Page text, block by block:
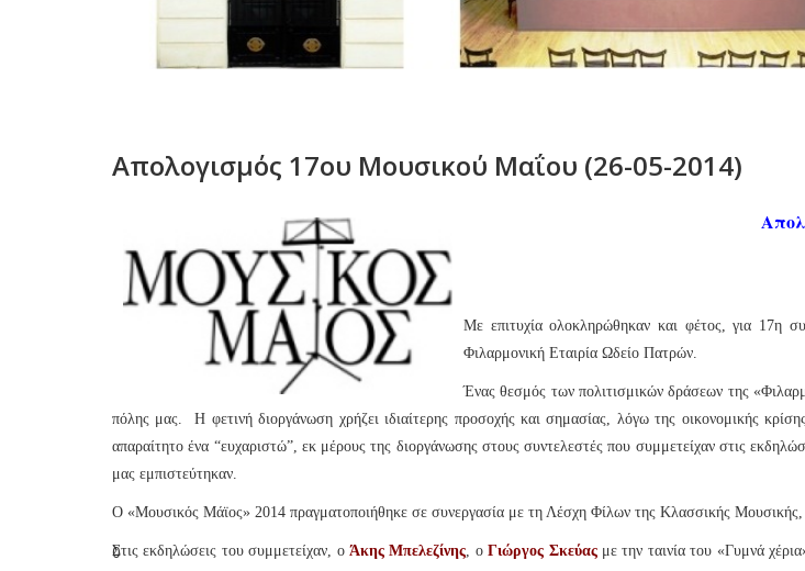
0
Απολογισμός 17ου Μουσικού Μαΐου (26-05-2014)
Με επιτυχία ολοκληρώθηκαν και φέτος, για 17η
Φιλαρμονική Εταιρία Ωδείο Πατρών.
Ένας θεσμός των πολιτισμικών δράσεων της
πόλης μας. Η φετινή διοργάνωση χρήζει ιδιαίτερης προσοχής και σημασίας, λόγω της οικονομικής
απαραίτητο ένα “ευχαριστώ”, εκ μέρους της διοργάνωσης στους συντελεστές που συμμετείχαν στις
μας εμπιστεύτηκαν.
Ο «Μουσικός Μάϊος» 2014 πραγματοποιήθηκε σε συνεργασία με τη Λέσχη Φίλων της Κλασσικής
Στις εκδηλώσεις του συμμετείχαν, ο Άκης Μπελεζίνης, οΓιώργος Σκεύαςμε την ταινία του «Γυμνά